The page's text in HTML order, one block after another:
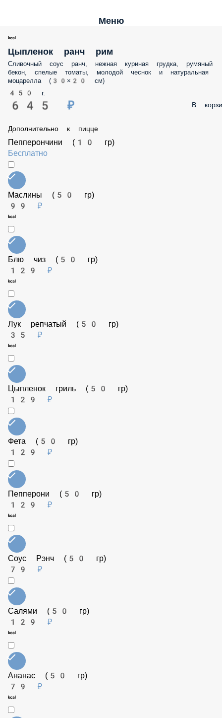
Цыпленок ранч рим
томаты, молодой чеснок и натуральная моцарелла (30×20 см)
450 г.
645 ₽ В
Дополнительно к пицце
Пепперончини (10 гр)
Маслины (50 гр)
99 ₽
Блю чиз (50 гр)
129 ₽
Лук репчатый (50 гр)
35 ₽
Цыпленок гриль (50 гр)
129 ₽
129 ₽
129 ₽
Соус Рэнч (50 гр)
79 ₽
Салями (50 гр)
129 ₽